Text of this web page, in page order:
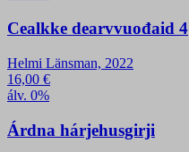
Cealkke dearvvuođaid 4
Helmi Länsman, 2022
16,00 €
álv. 0%
Árdna hárjehusgirji